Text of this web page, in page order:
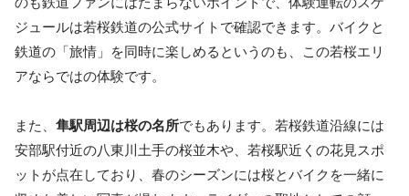
ジュールは若桜鉄道の公式サイトで確認できます。バイクと
鉄道の「旅情」を同時に楽しめるというのも、この若桜エリ
アならではの体験です。
また、 隼駅周辺は桜の名所でもあります。若桜鉄道沿線には
安部駅付近の八東川土手の桜並木や、若桜駅近くの花見スポ
ットが点在しており、春のシーズンには桜とバイクを一緒に